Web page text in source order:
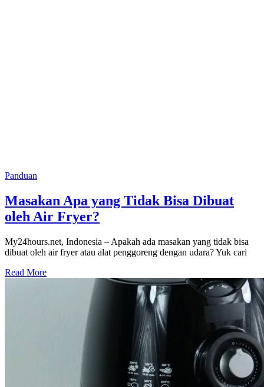
Panduan
Masakan Apa yang Tidak Bisa Dibuat
oleh Air Fryer?
My24hours.net, Indonesia – Apakah ada masakan yang tidak bisa
dibuat oleh air fryer atau alat penggoreng dengan udara? Yuk cari
Read More